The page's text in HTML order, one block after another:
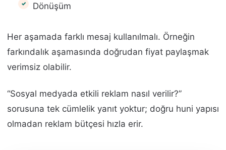
Dönüşüm
Her aşamada farklı mesaj kullanılmalı. Örneğin
farkındalık aşamasında doğrudan fiyat paylaşmak
verimsiz olabilir.
“Sosyal medyada etkili reklam nasıl verilir?”
sorusuna tek cümlelik yanıt yoktur; doğru huni yapısı
olmadan reklam bütçesi hızla erir.